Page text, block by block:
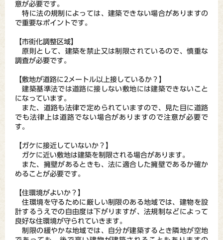
意が必要です。
特に法の規制によっては、建築できない場合がありますの
で重要なポイントです。
【市街化調整区域】
原則として、建築を禁止又は制限されているので、慎重な
調査が必要です。
【敷地が道路に2メートル以上接しているか？】
建築基準法では道路に接しない敷地には建築できないこと
になっています。
また、道路も法律で定められていますので、見た目に道路
でも法律上は道路でない場合がありますので注意が必要で
す。
【ガケに接近していないか？】
ガケに近い敷地は建築を制限される場合があります。
また、擁壁があるときも、法に適合した擁壁であるか確か
めることが必要です。
【住環境がよいか？】
住環境を守るために厳しい制限のある地域では、建物を設
計するうえでの自由度は下がりますが、法規制などによって
良好な住環境が守られていきます。
制限の緩やかな地域では、自分が建築するとき隣地が空地